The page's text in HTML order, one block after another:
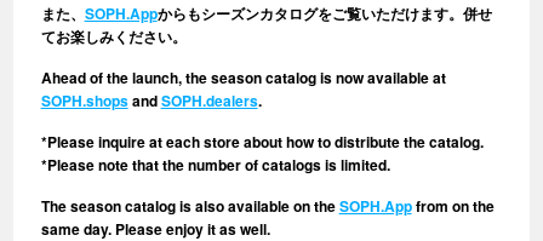
また、 SOPH.Appからもシーズンカタログをご覧いただけます。併せ
てお楽しみください。
Ahead of the launch, the season catalog is now available at
SOPH.shopsandSOPH.dealers.
*Please inquire at each store about how to distribute the catalog.
*Please note that the number of catalogs is limited.
The season catalog is also available on theSOPH.Appfrom on the
same day. Please enjoy it as well.